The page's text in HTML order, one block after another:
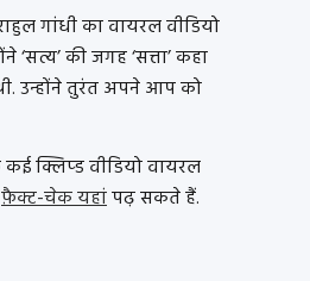
गांधी का वायरल वीडियो
की जगह ‘सत्ता’ कहा
उन्होंने तुरंत अपने आप को
क्लिप्ड वीडियो वायरल
फ़ैक्ट-चेक यहांपढ़ सकते हैं.